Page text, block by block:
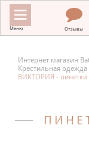
Меню
ИНТЕРНЕТ МАГАЗИН
Отзывы
Интернет магазин
Крестильная
ВИКТОРИЯ - пинетки